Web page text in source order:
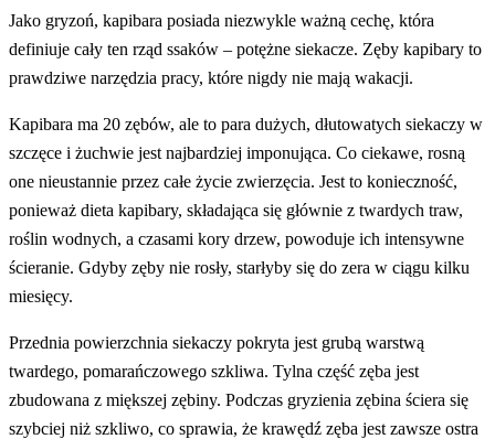
Jako gryzoń, kapibara posiada niezwykle ważną cechę, która
definiuje cały ten rząd ssaków – potężne siekacze. Zęby kapibary to
prawdziwe narzędzia pracy, które nigdy nie mają wakacji.
Kapibara ma 20 zębów, ale to para dużych, dłutowatych siekaczy w
szczęce i żuchwie jest najbardziej imponująca. Co ciekawe, rosną
one nieustannie przez całe życie zwierzęcia. Jest to konieczność,
ponieważ dieta kapibary, składająca się głównie z twardych traw,
roślin wodnych, a czasami kory drzew, powoduje ich intensywne
ścieranie. Gdyby zęby nie rosły, starłyby się do zera w ciągu kilku
miesięcy.
Przednia powierzchnia siekaczy pokryta jest grubą warstwą
twardego, pomarańczowego szkliwa. Tylna część zęba jest
zbudowana z miększej zębiny. Podczas gryzienia zębina ściera się
szybciej niż szkliwo, co sprawia, że krawędź zęba jest zawsze ostra